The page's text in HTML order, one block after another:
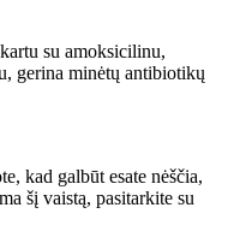
su amoksicilinu,
gerina minėtų antibiotikų
kad galbūt esate nėščia,
šį vaistą, pasitarkite su